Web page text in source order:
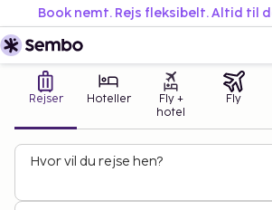
Book nemt. Rejs fleksibelt. Altid til
Rejser Hoteller
Fly +
hotel
Fly
Hvor vil du rejse hen?